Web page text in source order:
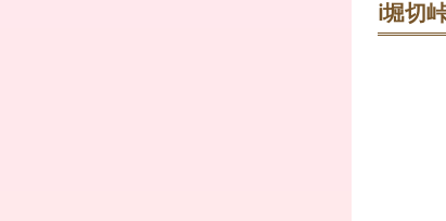
ℹ️堀切